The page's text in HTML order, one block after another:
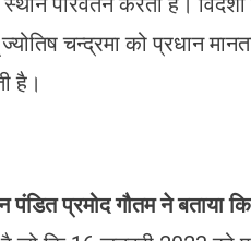
चन्द्रमा को प्रधान
है।
प्रमोद गौतम ने बताया